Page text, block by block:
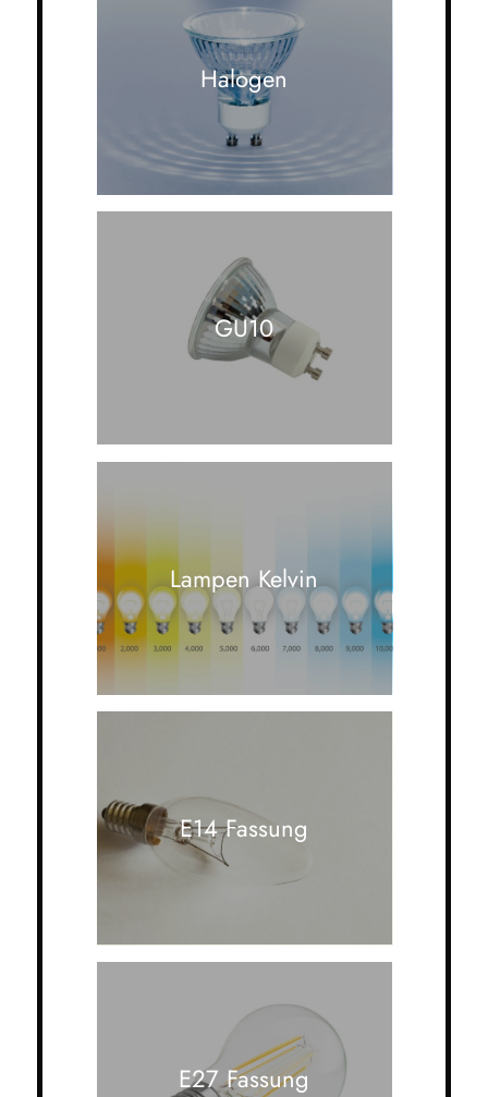
Halogen
GU10
Lampen Kelvin
E14 Fassung
E27 Fassung